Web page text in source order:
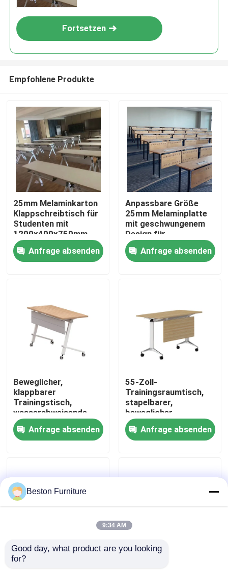
Produkte
Werksbesichtigung
Qualitätskontrolle
Nachrichten
Blog
Fortsetzen
Empfohlene Produkte
25mm Melaminkarton
Klappschreibtisch für
Studenten mit
1200x400x750mm
Größe für den
Unterricht
Anfrage absenden
Anpassbare Größe
25mm Melaminplatte
mit geschwungenem
Design für
Schulungsräume und
Konferenzen
Anfrage absenden
Beweglicher,
klappbarer
Trainingstisch,
wasserabweisende
Holzmaserung, mit
AblageAnfrage absenden
55-Zoll-
Trainingsraumtisch,
stapelbarer,
beweglicher
Trainingstisch, 25 mm
dickAnfrage absenden
Ahornfarbener,
Beston Furniture
9:34 AM
Good day, what product are you looking
for?